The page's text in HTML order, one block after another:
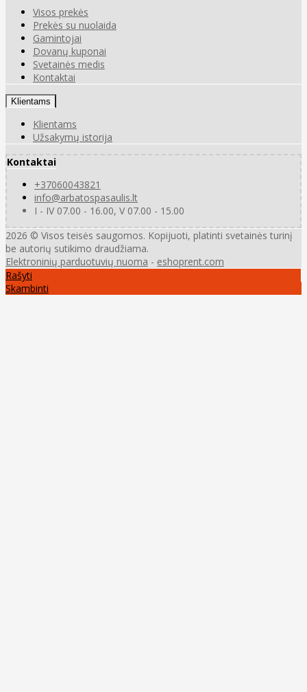
Visos prekės
Prekės su nuolaida
Gamintojai
Dovanų kuponai
Svetainės medis
Kontaktai
Klientams
Klientams
Užsakymų istorija
Kontaktai
+37060043821
info@arbatospasaulis.lt
I - IV 07.00 - 16.00, V 07.00 - 15.00
2026 © Visos teisės saugomos. Kopijuoti, platinti svetainės turinį
be autorių sutikimo draudžiama.
Elektroninių parduotuvių nuoma - eshoprent.com
Rašyti
Skambinti